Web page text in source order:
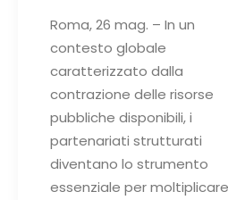
Roma, 26 mag. – In un
contesto globale
caratterizzato dalla
contrazione delle risorse
pubbliche disponibili, i
partenariati strutturati
diventano lo strumento
essenziale per moltiplicare